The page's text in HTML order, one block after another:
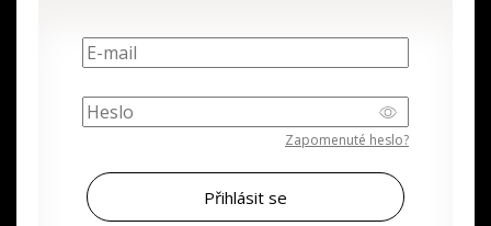
Zapomenuté heslo?